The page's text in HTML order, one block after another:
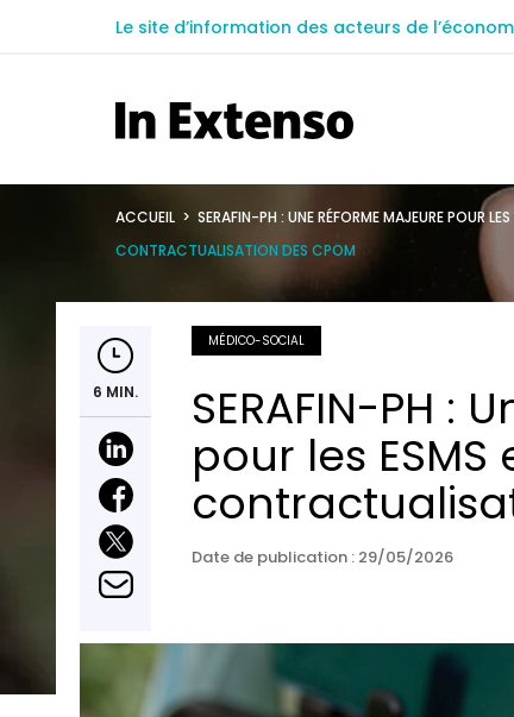
Le site d’information des acteurs de
ACCUEIL > SERAFIN-PH : UNE RÉFORME MAJEURE POUR
CONTRACTUALISATION DES CPOM
6 MIN.
MÉDICO-SOCIAL
SERAFIN-PH :
pour les
Date de publication : 29/05/2026